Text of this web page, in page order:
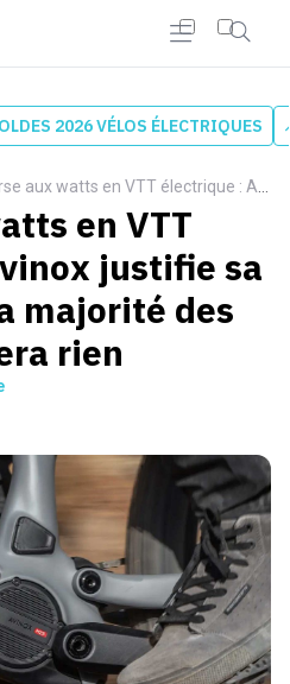
2026 VÉLOS ÉLECTRIQUES
en VTT électrique : Avinox justifie sa surenchère, la majorité des pilotes n'en fera rien
en VTT
justifie sa
majorité des
rien